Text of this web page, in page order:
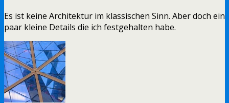
Es ist keine Architektur im klassischen Sinn. Aber doch ein
paar kleine Details die ich festgehalten habe.